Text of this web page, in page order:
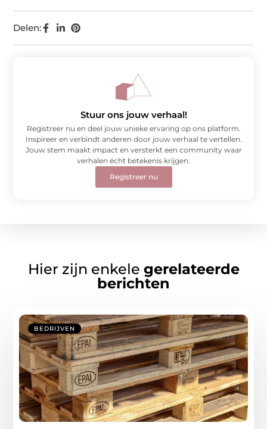
Delen:
Stuur ons jouw verhaal!
Registreer nu en deel jouw unieke ervaring op ons platform.
Inspireer en verbindt anderen door jouw verhaal te vertellen.
Jouw stem maakt impact en versterkt een community waar
verhalen écht betekenis krijgen.
Registreer nu
Hier zijn enkele gerelateerde
berichten
BEDRIJVEN